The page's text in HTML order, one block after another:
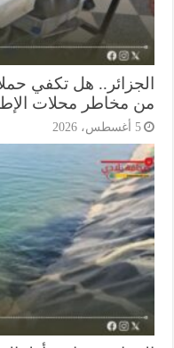
هل تكفي حملات
مخاطر محلات الإطعام